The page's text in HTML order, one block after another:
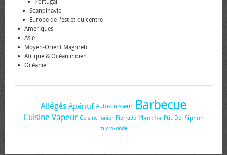
Portugal
Scandinavie
Europe de l'est et du centre
Amériques
Asie
Moyen-Orient Maghreb
Afrique & Océan indien
Océanie
Allégés Apéritif Auto-cuisseur Barbecue
Cuisine Vapeur Cuisine junior Pierrade Plancha Ptit-Dej Siphon
micro-onde